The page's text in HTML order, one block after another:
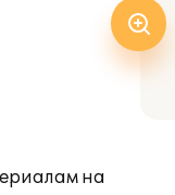
на